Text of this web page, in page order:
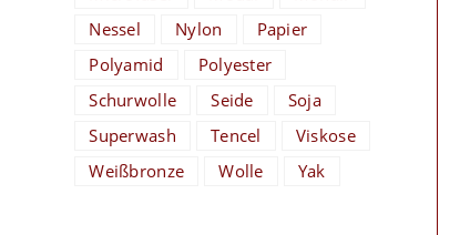
Nessel
Nylon
Papier
Polyamid
Polyester
Schurwolle
Seide
Soja
Superwash
Tencel
Viskose
Weißbronze
Wolle Yak